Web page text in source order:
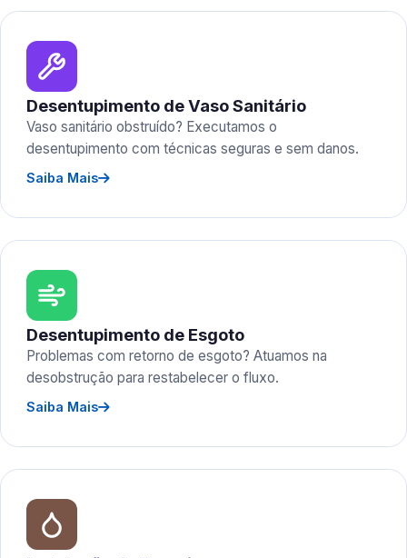
Desentupimento de Vaso Sanitário
Vaso sanitário obstruído? Executamos o
desentupimento com técnicas seguras e sem danos.
Saiba Mais
Desentupimento de Esgoto
Problemas com retorno de esgoto? Atuamos na
desobstrução para restabelecer o fluxo.
Saiba Mais